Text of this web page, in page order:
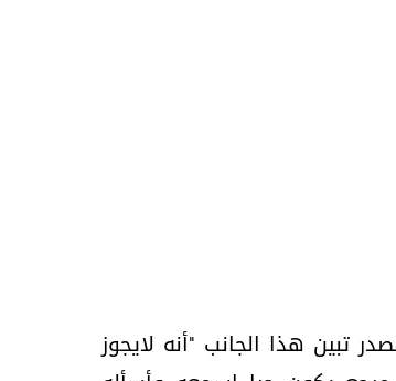
تبين هذا الجانب "أنه لايجوز